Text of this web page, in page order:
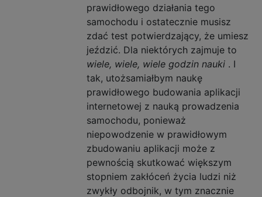
prawidłowego działania tego
samochodu i ostatecznie musisz
zdać test potwierdzający, że umiesz
jeździć. Dla niektórych zajmuje to
wiele, wiele, wiele godzin nauki . I
tak, utożsamiałbym naukę
prawidłowego budowania aplikacji
internetowej z nauką prowadzenia
samochodu, ponieważ
niepowodzenie w prawidłowym
zbudowaniu aplikacji może z
pewnością skutkować większym
stopniem zakłóceń życia ludzi niż
zwykły odbojnik, w tym znacznie